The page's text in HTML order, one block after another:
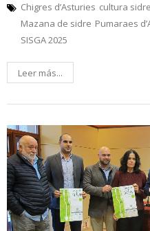
Chigres d’Asturies cultura
Mazana de sidre Pumaraes
SISGA 2025
Leer más...